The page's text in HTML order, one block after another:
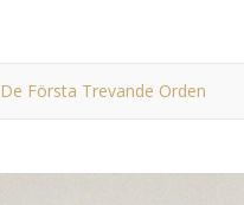
De Första Trevande Orden